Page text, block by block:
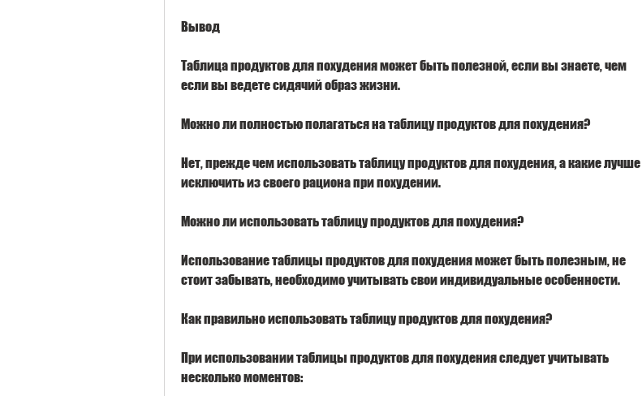
Вывод
Таблица продуктов для похудения может быть полезной, если вы знаете, чем
если вы ведете сидячий образ жизни.
Можно ли полностью полагаться на таблицу продуктов для похудения?
Нет, прежде чем использовать таблицу продуктов для похудения, а какие лучше
исключить из своего рациона при похудении.
Можно ли использовать таблицу продуктов для похудения?
Использование таблицы продуктов для похудения может быть полезным, не
стоит забывать, необходимо учитывать свои индивидуальные особенности.
Как правильно использовать таблицу продуктов для похудения?
При использовании таблицы продуктов для похудения следует учитывать
несколько моментов: